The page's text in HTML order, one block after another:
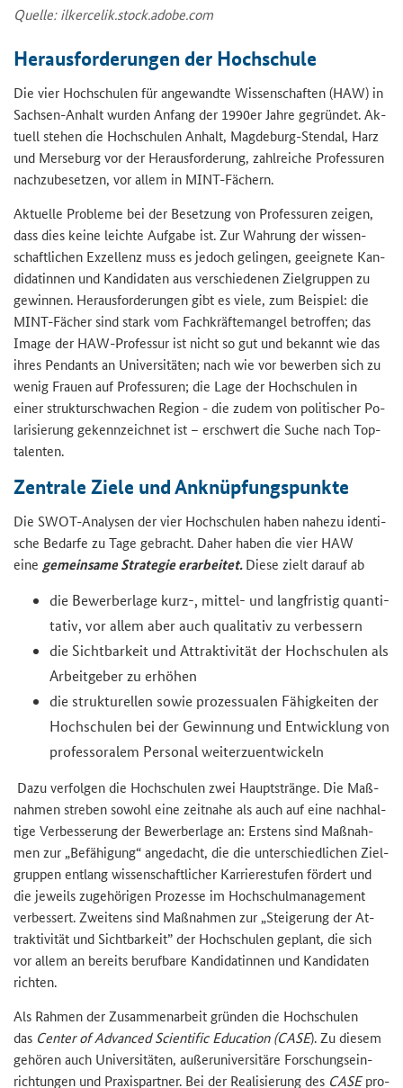
Quel­le: il­ker­ce­lik.stock.adobe.com
Her­aus­for­de­run­gen der Hoch­schu­le
Die vier Hoch­schu­len für an­ge­wand­te Wis­sen­schaf­ten (HAW) in
Sachsen-​Anhalt wur­den An­fang der 1990er Jahre ge­grün­det. Ak­
tu­ell ste­hen die Hoch­schu­len An­halt, Magdeburg-​Stendal, Harz
und Mer­se­burg vor der Her­aus­for­de­rung, zahl­rei­che Pro­fes­su­ren
nach­zu­be­set­zen, vor allem in MINT-​Fächern.
Ak­tu­el­le Pro­ble­me bei der Be­set­zung von Pro­fes­su­ren zei­gen,
dass dies keine leich­te Auf­ga­be ist. Zur Wah­rung der wis­sen­
schaft­li­chen Ex­zel­lenz muss es je­doch ge­lin­gen, ge­eig­ne­te Kan­
di­da­tin­nen und Kan­di­da­ten aus ver­schie­de­nen Ziel­grup­pen zu
ge­win­nen. Her­aus­for­de­run­gen gibt es viele, zum Bei­spiel: die
MINT-​Fächer sind stark vom Fach­kräf­te­man­gel be­trof­fen; das
Image der HAW-​Professur ist nicht so gut und be­kannt wie das
ihres Pen­dants an Uni­ver­si­tä­ten; nach wie vor be­wer­ben sich zu
wenig Frau­en auf Pro­fes­su­ren; die Lage der Hoch­schu­len in
einer struk­tur­schwa­chen Re­gi­on - die zudem von po­li­ti­scher Po­
la­ri­sie­rung ge­kenn­zeich­net ist – er­schwert die Suche nach Top­
ta­len­ten.
Zen­tra­le Ziele und An­knüp­fungs­punk­te
Die SWOT-​Analysen der vier Hoch­schu­len haben na­he­zu iden­ti­
sche Be­dar­fe zu Tage ge­bracht. Daher haben die vier HAW
eine ge­mein­sa­me Stra­te­gie er­ar­bei­tet.Diese zielt dar­auf ab
die Be­wer­ber­la­ge kurz-, mittel-​ und lang­fris­tig quan­ti­
ta­tiv, vor allem aber auch qua­li­ta­tiv zu ver­bes­sern
die Sicht­bar­keit und At­trak­ti­vi­tät der Hoch­schu­len als
Ar­beit­ge­ber zu er­hö­hen
die struk­tu­rel­len sowie pro­zes­sua­len Fä­hig­kei­ten der
Hoch­schu­len bei der Ge­win­nung und Ent­wick­lung von
pro­fes­so­ra­lem Per­so­nal wei­ter­zu­ent­wi­ckeln
Dazu ver­fol­gen die Hoch­schu­len zwei Haupt­strän­ge. Die Maß­
nah­men stre­ben so­wohl eine zeit­na­he als auch auf eine nach­hal­
ti­ge Ver­bes­se­rung der Be­wer­ber­la­ge an: Ers­tens sind Maß­nah­
men zur „Be­fä­hi­gung“ an­ge­dacht, die die un­ter­schied­li­chen Ziel­
grup­pen ent­lang wis­sen­schaft­li­cher Kar­rie­re­stu­fen för­dert und
die je­weils zu­ge­hö­ri­gen Pro­zes­se im Hoch­schul­ma­nage­ment
ver­bes­sert. Zwei­tens sind Maß­nah­men zur „Stei­ge­rung der At­
trak­ti­vi­tät und Sicht­bar­keit” der Hoch­schu­len ge­plant, die sich
vor allem an be­reits be­ruf­ba­re Kan­di­da­tin­nen und Kan­di­da­ten
rich­ten.
Als Rah­men der Zu­sam­men­ar­beit grün­den die Hoch­schu­len
das Cen­ter of Ad­van­ced Sci­en­ti­fic Edu­ca­ti­on (CASE). Zu die­sem
ge­hö­ren auch Uni­ver­si­tä­ten, au­ßer­uni­ver­si­tä­re For­schungs­ein­
rich­tun­gen und Pra­xis­part­ner. Bei der Rea­li­sie­rung des CASEpro­